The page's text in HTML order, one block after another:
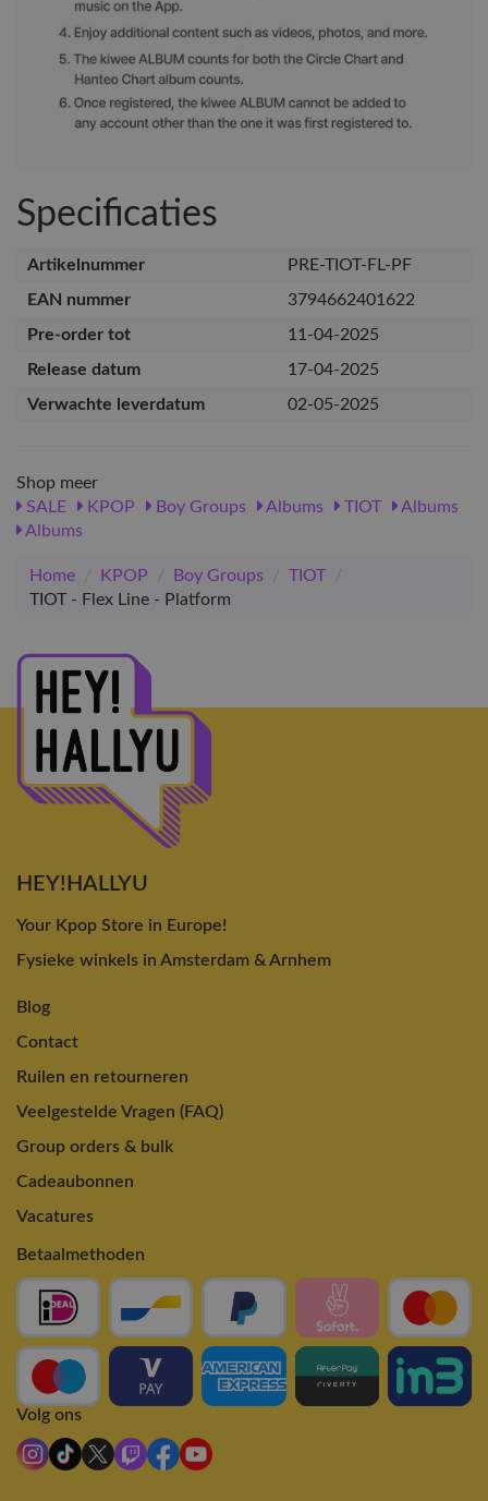
Specificaties
Artikelnummer
PRE-TIOT-FL-PF
EAN nummer
3794662401622
Pre-order tot
11-04-2025
Release datum
17-04-2025
Verwachte leverdatum
02-05-2025
Shop meer
SALE
KPOP Boy Groups Albums TIOT
Albums
Albums
Home / KPOP / Boy Groups / TIOT
/
TIOT - Flex Line - Platform
HEY!HALLYU
Your Kpop Store in Europe!
Fysieke winkels in Amsterdam & Arnhem
Blog
Contact
Ruilen en retourneren
Veelgestelde Vragen (FAQ)
Group orders & bulk
Cadeaubonnen
Vacatures
Betaalmethoden
Volg ons